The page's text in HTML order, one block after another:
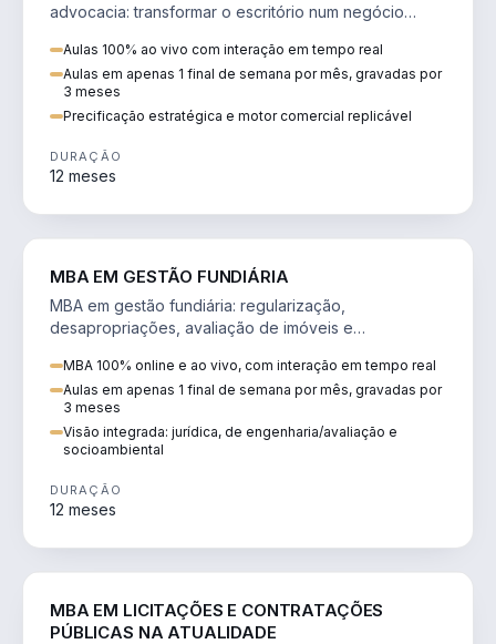
advocacia: transformar o escritório num negócio
Aulas 100% ao vivo com interação em tempo real
Aulas em apenas 1 final de semana por mês, gravadas por
3 meses
Precificação estratégica e motor comercial replicável
DURAÇÃO
12 meses
MBA EM GESTÃO FUNDIÁRIA
MBA em gestão fundiária: regularização,
desapropriações, avaliação de imóveis e
MBA 100% online e ao vivo, com interação em tempo real
Aulas em apenas 1 final de semana por mês, gravadas por
3 meses
Visão integrada: jurídica, de engenharia/avaliação e
socioambiental
DURAÇÃO
12 meses
MBA EM LICITAÇÕES E CONTRATAÇÕES
PÚBLICAS NA ATUALIDADE